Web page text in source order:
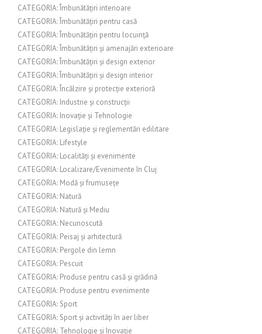
CATEGORIA: Îmbunătățiri interioare
CATEGORIA: Îmbunătățiri pentru casă
CATEGORIA: Îmbunătățiri pentru locuință
CATEGORIA: Îmbunătățiri și amenajări exterioare
CATEGORIA: Îmbunătățiri și design exterior
CATEGORIA: Îmbunătățiri și design interior
CATEGORIA: Încălzire și protecție exterioră
CATEGORIA: Industrie și construcții
CATEGORIA: Inovație și Tehnologie
CATEGORIA: Legislație și reglementări edilitare
CATEGORIA: Lifestyle
CATEGORIA: Localități și evenimente
CATEGORIA: Localizare/Evenimente în Cluj
CATEGORIA: Modă și frumusețe
CATEGORIA: Natură
CATEGORIA: Natură și Mediu
CATEGORIA: Necunoscută
CATEGORIA: Peisaj și arhitectură
CATEGORIA: Pergole din lemn
CATEGORIA: Pescuit
CATEGORIA: Produse pentru casă și grădină
CATEGORIA: Produse pentru evenimente
CATEGORIA: Sport
CATEGORIA: Sport și activități în aer liber
CATEGORIA: Tehnologie și Inovație